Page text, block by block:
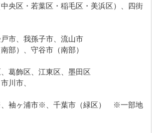
央区・若葉区・稲毛区・美浜区）、四街
市、我孫子市、流山市
部）、守谷市（南部）
葛飾区、江東区、墨田区
川市、
袖ヶ浦市※、千葉市（緑区） ※一部地